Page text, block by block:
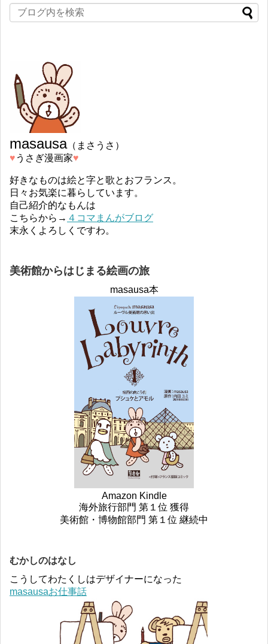
masausa（まさうさ）
♥︎ うさぎ漫画家♥︎
好きなものは絵と字と歌とおフランス。
日々お気楽に暮らしています。
自己紹介的なもんは
こちらから→ ４コマまんがブログ
末永くよろしくですわ。
美術館からはじまる絵画の旅
masausa本
Amazon Kindle
海外旅行部門 第１位 獲得
美術館・博物館部門 第１位 継続中
むかしのはなし
こうしてわたくしはデザイナーになった
masausaお仕事話